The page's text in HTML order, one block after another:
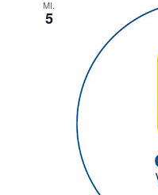
MI.
5